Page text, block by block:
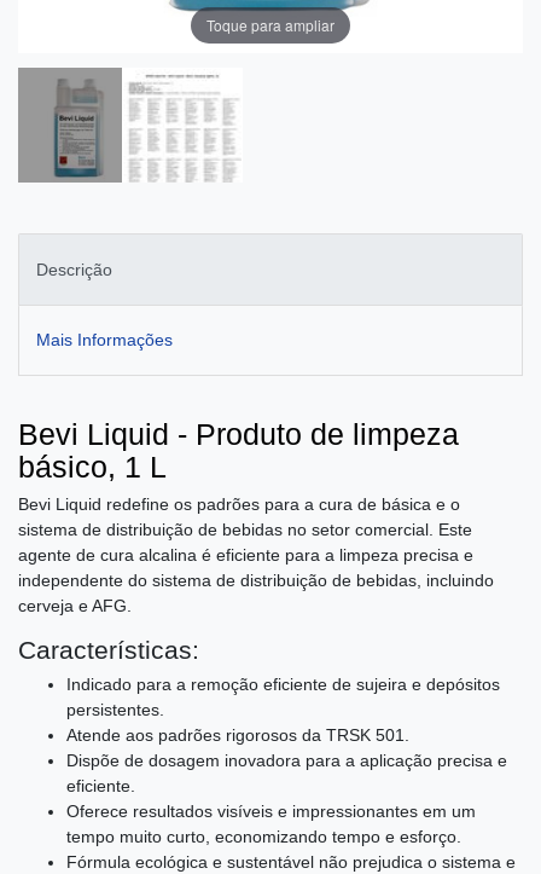
Toque para ampliar
Descrição
Mais Informações
Bevi Liquid - Produto de limpeza
básico, 1 L
Bevi Liquid redefine os padrões para a cura de básica e o
sistema de distribuição de bebidas no setor comercial. Este
agente de cura alcalina é eficiente para a limpeza precisa e
independente do sistema de distribuição de bebidas, incluindo
cerveja e AFG.
Características:
Indicado para a remoção eficiente de sujeira e depósitos
persistentes.
Atende aos padrões rigorosos da TRSK 501.
Dispõe de dosagem inovadora para a aplicação precisa e
eficiente.
Oferece resultados visíveis e impressionantes em um
tempo muito curto, economizando tempo e esforço.
Fórmula ecológica e sustentável não prejudica o sistema e